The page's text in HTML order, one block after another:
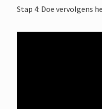
Stap 4: Doe vervolgens